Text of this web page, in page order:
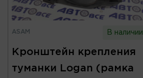
ASAM В наличии
Кронштейн крепления
туманки Logan (рамка